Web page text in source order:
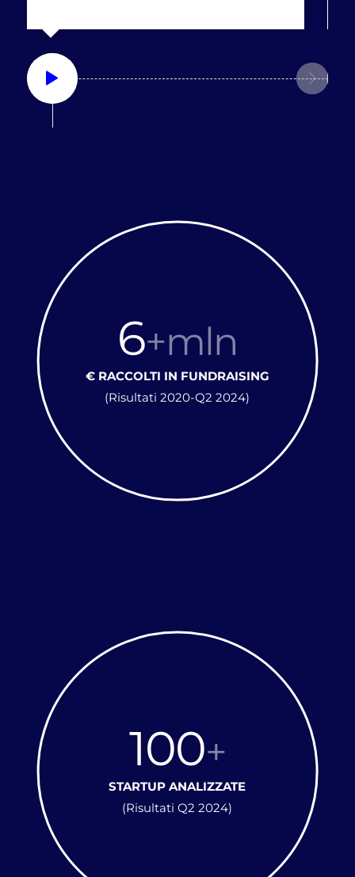
6+mln
€ RACCOLTI IN FUNDRAISING
(Risultati 2020-Q2 2024)
100+
STARTUP ANALIZZATE
(Risultati Q2 2024)